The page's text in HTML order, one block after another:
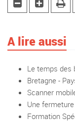
A lire aussi
Le temps des
Bretagne -
Scanner
Une
Formation